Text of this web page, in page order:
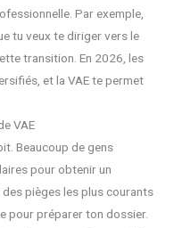
Par exemple,
tu veux te diriger vers le
transition. En 2026, les
et la VAE te permet
VAE
Beaucoup de gens
pour obtenir un
des pièges les plus courants
pour préparer ton dossier.